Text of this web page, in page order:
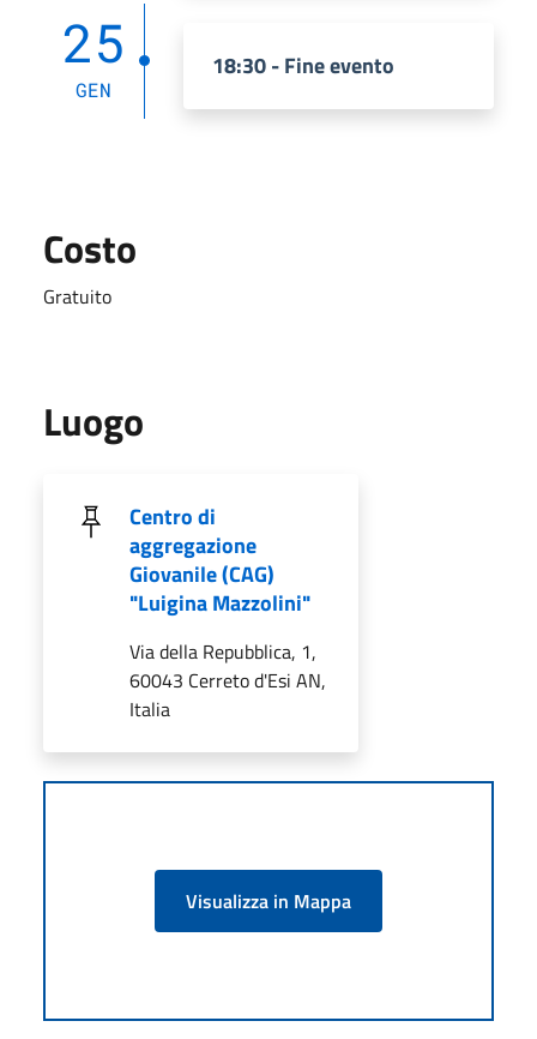
25
GEN
18:30 - Fine evento
Costo
Gratuito
Luogo
Centro di
aggregazione
Giovanile (CAG)
"Luigina Mazzolini"
Via della Repubblica, 1,
60043 Cerreto d'Esi AN,
Italia
Visualizza in Mappa